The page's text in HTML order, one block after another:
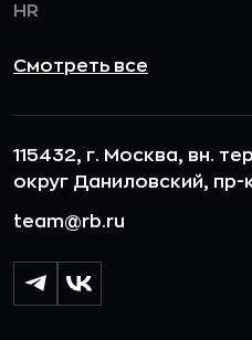
HR
Смотреть все
115432, г. Москва, вн.
округ Даниловский, пр-
team@rb.ru